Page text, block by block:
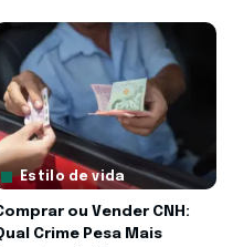
Estilo de vida
ou Vender CNH:
Crime Pesa Mais